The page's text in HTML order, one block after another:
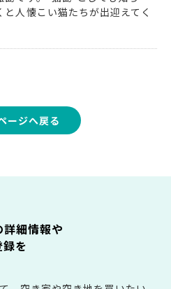
と人懐こい猫たちが出迎えてく
ージへ戻る
細情報や
を